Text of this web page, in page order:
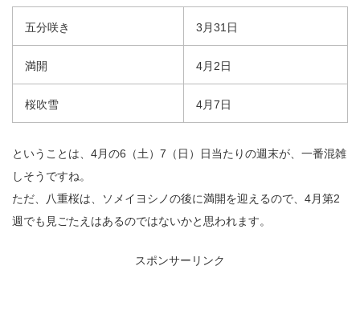
五分咲き 3月31日
満開 4月2日
桜吹雪 4月7日
ということは、4月の6（土）7（日）日当たりの週末が、一番混雑
しそうですね。
ただ、八重桜は、ソメイヨシノの後に満開を迎えるので、4月第2
週でも見ごたえはあるのではないかと思われます。
スポンサーリンク